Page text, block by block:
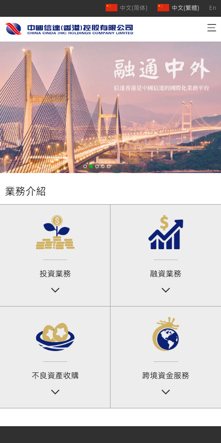
En
中文(繁體)
中文(简体)
首頁
公司介紹
業務介紹
人才招聘
聯絡我們
業務介紹
投資業務 融資業務
不良資產收購 跨境資金服務